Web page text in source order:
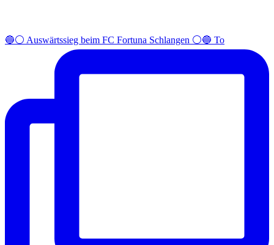
🔵⚪️ Auswärtssieg beim FC Fortuna Schlangen ⚪️🔵 To